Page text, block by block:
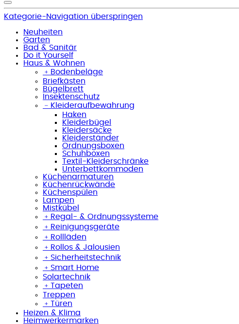
Kategorie-Navigation überspringen
Neuheiten
Garten
Bad & Sanitär
Do it Yourself
Haus & Wohnen
﹢ Bodenbeläge
Briefkästen
Bügelbrett
Insektenschutz
﹣ Kleideraufbewahrung
Haken
Kleiderbügel
Kleidersäcke
Kleiderständer
Ordnungsboxen
Schuhboxen
Textil-Kleiderschränke
Unterbettkommoden
Küchenarmaturen
Küchenrückwände
Küchenspülen
Lampen
Mistkübel
﹢ Regal- & Ordnungssysteme
﹢ Reinigungsgeräte
﹢ Rollläden
﹢ Rollos & Jalousien
﹢ Sicherheitstechnik
﹢ Smart Home
Solartechnik
﹢ Tapeten
Treppen
﹢ Türen
Heizen & Klima
Heimwerkermarken